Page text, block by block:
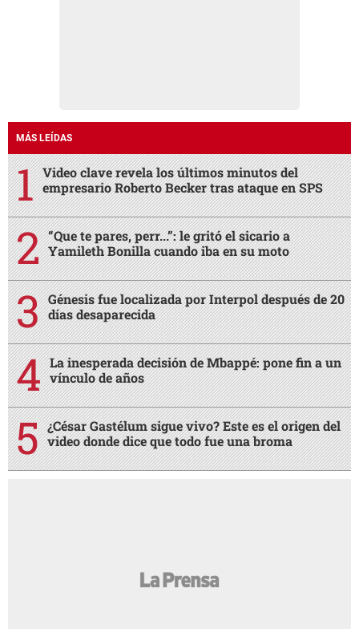
MÁS LEÍDAS
Video clave revela los últimos minutos del
empresario Roberto Becker tras ataque en SPS
“Que te pares, perr...”: le gritó el sicario a
Yamileth Bonilla cuando iba en su moto
Génesis fue localizada por Interpol después de 20
días desaparecida
La inesperada decisión de Mbappé: pone fin a un
vínculo de años
¿César Gastélum sigue vivo? Este es el origen del
video donde dice que todo fue una broma